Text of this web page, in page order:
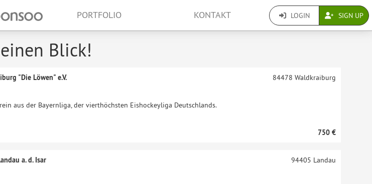
PORTFOLIO KONTAKT LOGIN SIGN UP
Blick!
"Die Löwen" e.V.
aus der Bayernliga, der vierthöchsten Eishockeyliga Deutschlands.
84478 Waldkraiburg
750 €
a. d. Isar 94405 Landau